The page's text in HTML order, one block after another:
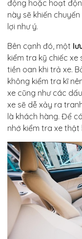
động hoặc hoạt
này sẽ khiến
lợi như ý.
Bên cạnh đó, một
kiểm tra kỹ chiếc xe
tiền oan khi trả xe.
không kiểm tra kĩ
xe cũng như các
xe sẽ dễ xảy ra
là khách hàng. Để
nhớ kiểm tra xe thật